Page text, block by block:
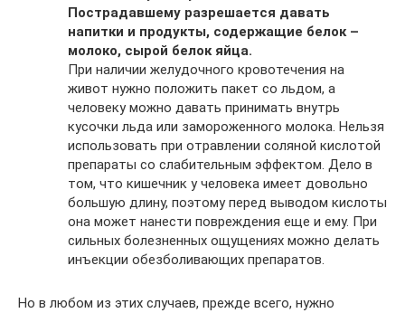
Пострадавшему разрешается давать
напитки и продукты, содержащие белок –
молоко, сырой белок яйца.
При наличии желудочного кровотечения на
живот нужно положить пакет со льдом, а
человеку можно давать принимать внутрь
кусочки льда или замороженного молока. Нельзя
использовать при отравлении соляной кислотой
препараты со слабительным эффектом. Дело в
том, что кишечник у человека имеет довольно
большую длину, поэтому перед выводом кислоты
она может нанести повреждения еще и ему. При
сильных болезненных ощущениях можно делать
инъекции обезболивающих препаратов.
Но в любом из этих случаев, прежде всего, нужно